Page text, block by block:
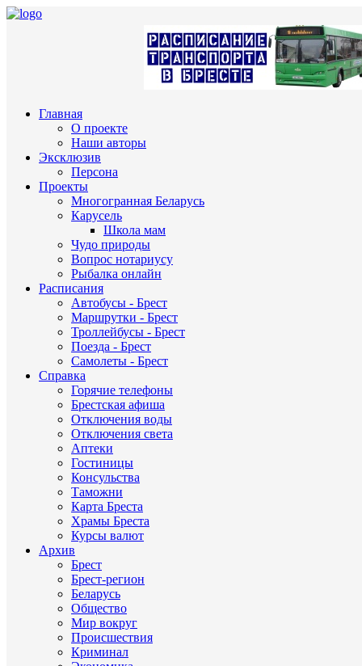
Главная
О проекте
Наши авторы
Эксклюзив
Персона
Проекты
Многогранная Беларусь
Карусель
Школа мам
Чудо природы
Вопрос нотариусу
Рыбалка онлайн
Расписания
Автобусы - Брест
Маршрутки - Брест
Троллейбусы - Брест
Поезда - Брест
Самолеты - Брест
Справка
Горячие телефоны
Брестская афиша
Отключения воды
Отключения света
Аптеки
Гостиницы
Консульства
Таможни
Карта Бреста
Храмы Бреста
Курсы валют
Архив
Брест
Брест-регион
Беларусь
Общество
Мир вокруг
Происшествия
Криминал